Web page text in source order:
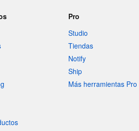
Pro
Studio
Tiendas
Notify
Ship
Más herramientas Pro